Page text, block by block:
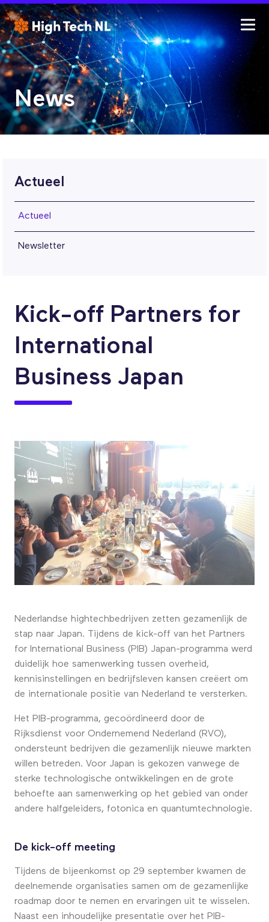
News
Actueel
Actueel
Newsletter
Kick-off Partners for
International
Business Japan
Nederlandse hightechbedrijven zetten gezamenlijk de
stap naar Japan. Tijdens de kick-off van het Partners
for International Business (PIB) Japan-programma werd
duidelijk hoe samenwerking tussen overheid,
kennisinstellingen en bedrijfsleven kansen creëert om
de internationale positie van Nederland te versterken.
Het PIB-programma, gecoördineerd door de
Rijksdienst voor Ondernemend Nederland (RVO),
ondersteunt bedrijven die gezamenlijk nieuwe markten
willen betreden. Voor Japan is gekozen vanwege de
sterke technologische ontwikkelingen en de grote
behoefte aan samenwerking op het gebied van onder
andere halfgeleiders, fotonica en quantumtechnologie.
De kick-off meeting
Tijdens de bijeenkomst op 29 september kwamen de
deelnemende organisaties samen om de gezamenlijke
roadmap door te nemen en ervaringen uit te wisselen.
Naast een inhoudelijke presentatie over het PIB-